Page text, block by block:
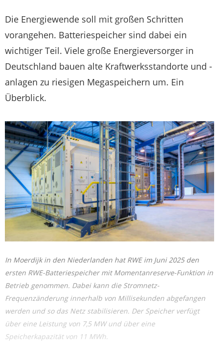
Die Energiewende soll mit großen Schritten
vorangehen. Batteriespeicher sind dabei ein
wichtiger Teil. Viele große Energieversorger in
Deutschland bauen alte Kraftwerksstandorte und -
anlagen zu riesigen Megaspeichern um. Ein
Überblick.
In Moerdijk in den Niederlanden hat RWE im Juni 2025 den
ersten RWE-Batteriespeicher mit Momentanreserve-Funktion in
Betrieb genommen. Dabei kann die Stromnetz-
Frequenzänderung innerhalb von Millisekunden abgefangen
werden und so das Netz stabilisieren. Der Speicher verfügt
über eine Leistung von 7,5 MW und über eine
Speicherkapazität von 11 MWh.